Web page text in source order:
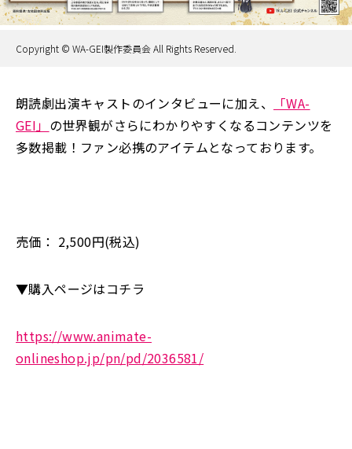
Copyright © WA-GEI製作委員会 All Rights Reserved.
朗読劇出演キャストのインタビューに加え、
「WA-
GEI」 の世界観がさらにわかりやすくなるコンテンツを
多数掲載！ファン必携のアイテムとなっております。
売価： 2,500円(税込)
▼購入ページはコチラ
https://www.animate-
onlineshop.jp/pn/pd/2036581/